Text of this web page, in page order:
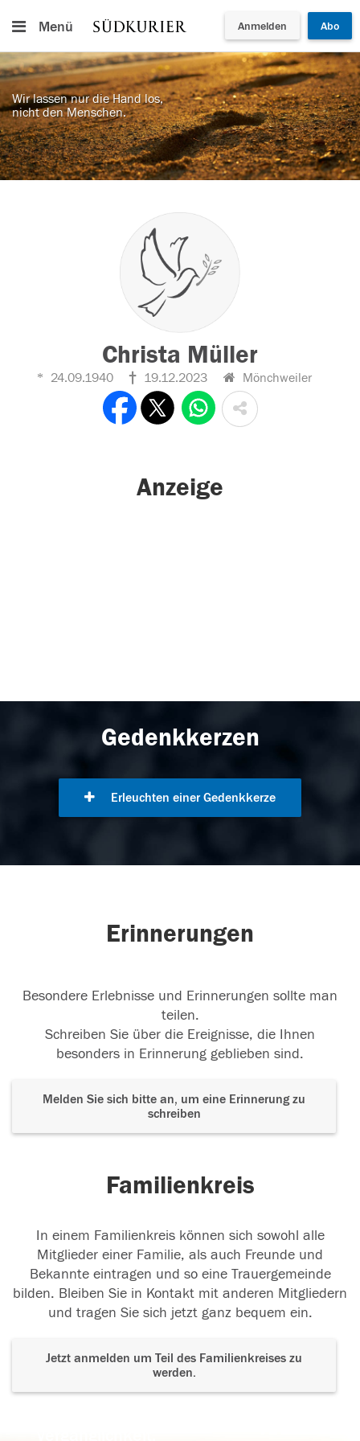
Menü Anmelden Abo
Wir lassen nur die Hand los,
nicht den Menschen.
Christa Müller
24.09.1940 19.12.2023 Mönchweiler
Anzeige
Gedenkkerzen
Erleuchten einer Gedenkkerze
Erinnerungen
Besondere Erlebnisse und Erinnerungen sollte man
teilen.
Schreiben Sie über die Ereignisse, die Ihnen
besonders in Erinnerung geblieben sind.
Melden Sie sich bitte an, um eine Erinnerung zu
schreiben
Familienkreis
In einem Familienkreis können sich sowohl alle
Mitglieder einer Familie, als auch Freunde und
Bekannte eintragen und so eine Trauergemeinde
bilden. Bleiben Sie in Kontakt mit anderen Mitgliedern
und tragen Sie sich jetzt ganz bequem ein.
Jetzt anmelden um Teil des Familienkreises zu
werden.